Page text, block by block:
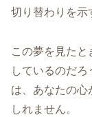
切り替わりを示
この夢を見たと
しているのだ
は、あなたの心
しれません。